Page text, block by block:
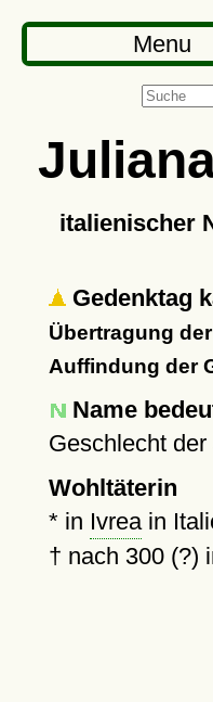
Menu
italienischer
Gedenktag
Übertragung
Auffindung der
Name
Geschlecht der
Wohltäterin
* in Ivreain
† nach 300 (?)